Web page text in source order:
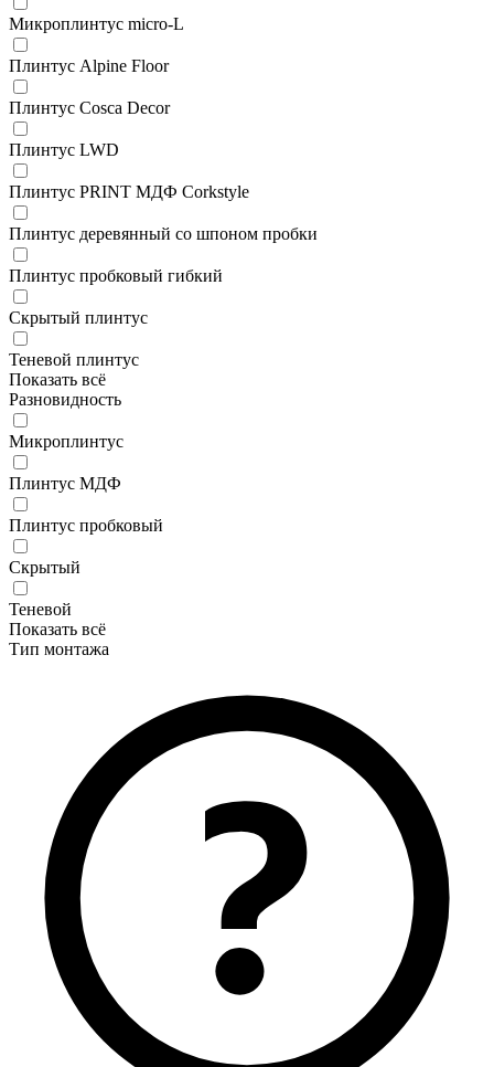
Микроплинтус micro-L
Плинтус Alpine Floor
Плинтус Cosca Decor
Плинтус LWD
Плинтус PRINT МДФ Corkstyle
Плинтус деревянный со шпоном пробки
Плинтус пробковый гибкий
Скрытый плинтус
Теневой плинтус
Показать всё
Разновидность
Микроплинтус
Плинтус МДФ
Плинтус пробковый
Скрытый
Теневой
Показать всё
Тип монтажа